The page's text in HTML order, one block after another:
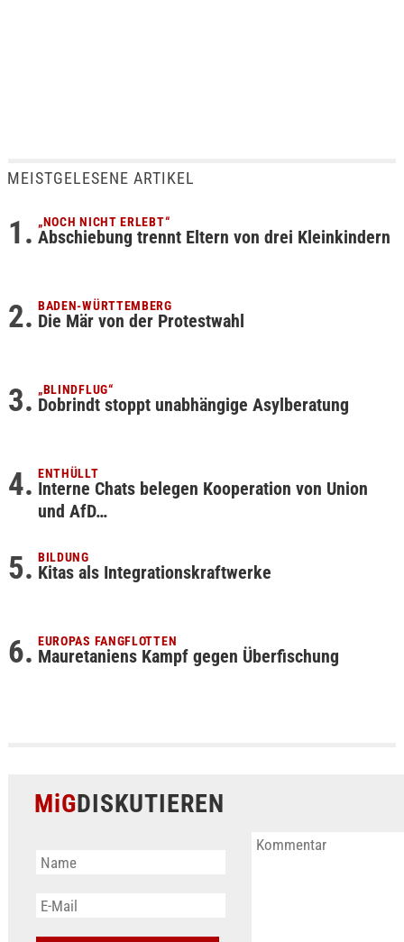
MEISTGELESENE ARTIKEL
„NOCH NICHT ERLEBT“
Abschiebung trennt Eltern von drei Kleinkindern
BADEN-WÜRTTEMBERG
Die Mär von der Protestwahl
„BLINDFLUG“
Dobrindt stoppt unabhängige Asylberatung
ENTHÜLLT
Interne Chats belegen Kooperation von Union
und AfD…
BILDUNG
Kitas als Integrationskraftwerke
EUROPAS FANGFLOTTEN
Mauretaniens Kampf gegen Überfischung
MiGDISKUTIEREN